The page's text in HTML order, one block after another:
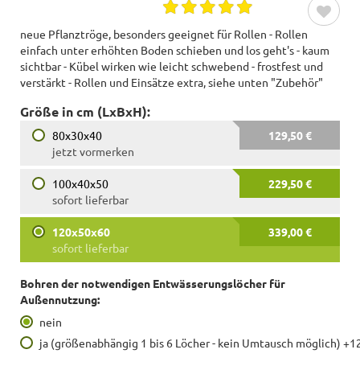
neue Pflanztröge, besonders geeignet für Rollen - Rollen
einfach unter erhöhten Boden schieben und los geht's - kaum
sichtbar - Kübel wirken wie leicht schwebend - frostfest und
verstärkt - Rollen und Einsätze extra, siehe unten "Zubehör"
Größe in cm (LxBxH):
80x30x40
129,50 €
jetzt vormerken
100x40x50
229,50 €
sofort lieferbar
120x50x60
339,00 €
sofort lieferbar
Bohren der notwendigen Entwässerungslöcher für
Außennutzung:
nein
ja (größenabhängig 1 bis 6 Löcher - kein Umtausch möglich)